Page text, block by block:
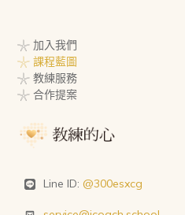
𓇼 加入我們
𓇼 課程藍圖
𓇼 教練服務
𓇼 合作提案
Line ID: @300esxcg